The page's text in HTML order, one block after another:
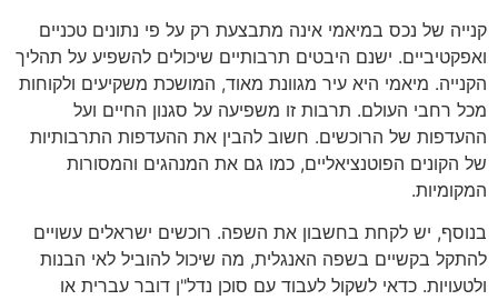
קנייה של נכס במיאמי אינה מתבצעת רק על פי נתונים טכניים
ואפקטיביים. ישנם היבטים תרבותיים שיכולים להשפיע על תהליך
הקנייה. מיאמי היא עיר מגוונת מאוד, המושכת משקיעים ולקוחות
מכל רחבי העולם. תרבות זו משפיעה על סגנון החיים ועל
ההעדפות של הרוכשים. חשוב להבין את ההעדפות התרבותיות
של הקונים הפוטנציאליים, כמו גם את המנהגים והמסורות
המקומיות.
בנוסף, יש לקחת בחשבון את השפה. רוכשים ישראלים עשויים
להתקל בקשיים בשפה האנגלית, מה שיכול להוביל לאי הבנות
ולטעויות. כדאי לשקול לעבוד עם סוכן נדל"ן דובר עברית או